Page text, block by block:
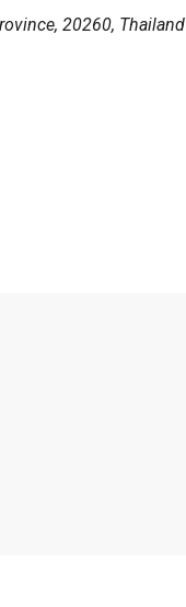
20260, Thailand